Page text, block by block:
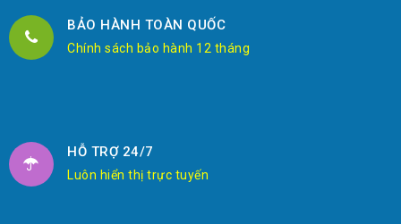
BẢO HÀNH TOÀN QUỐC
Chính sách bảo hành 12 tháng
HỖ TRỢ 24/7
Luôn hiển thị trực tuyến